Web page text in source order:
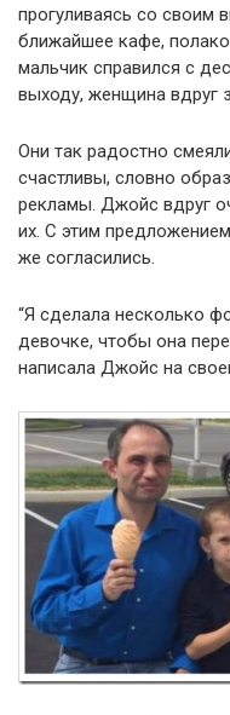
прогуливаясь со своим
ближайшее кафе,
мальчик справился с
выходу, женщина вдруг
Они так радостно
счастливы, словно
рекламы. Джойс вдруг
их. С этим
же согласились.
“Я сделала несколько
девочке, чтобы она
написала Джойс на